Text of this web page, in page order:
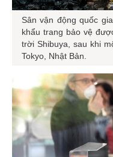
Sân vận động quốc
khẩu trang bảo vệ
trời Shibuya, sau khi
Tokyo, Nhật Bản.